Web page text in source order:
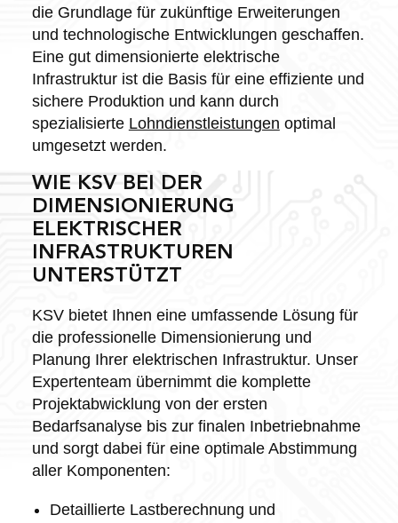
die Grundlage für zukünftige Erweiterungen
und technologische Entwicklungen geschaffen.
Eine gut dimensionierte elektrische
Infrastruktur ist die Basis für eine effiziente und
sichere Produktion und kann durch
spezialisierte Lohndienstleistungen optimal
umgesetzt werden.
WIE KSV BEI DER
DIMENSIONIERUNG
ELEKTRISCHER
INFRASTRUKTUREN
UNTERSTÜTZT
KSV bietet Ihnen eine umfassende Lösung für
die professionelle Dimensionierung und
Planung Ihrer elektrischen Infrastruktur. Unser
Expertenteam übernimmt die komplette
Projektabwicklung von der ersten
Bedarfsanalyse bis zur finalen Inbetriebnahme
und sorgt dabei für eine optimale Abstimmung
aller Komponenten:
Detaillierte Lastberechnung und